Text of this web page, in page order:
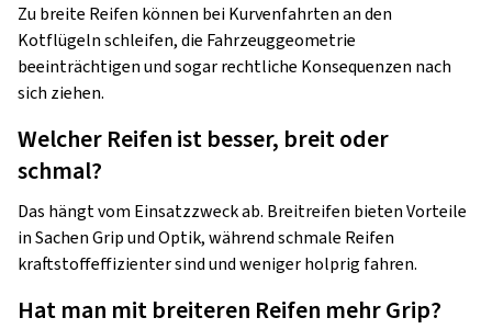
Zu breite Reifen können bei Kurvenfahrten an den
Kotflügeln schleifen, die Fahrzeuggeometrie
beeinträchtigen und sogar rechtliche Konsequenzen nach
sich ziehen.
Welcher Reifen ist besser, breit oder
schmal?
Das hängt vom Einsatzzweck ab. Breitreifen bieten Vorteile
in Sachen Grip und Optik, während schmale Reifen
kraftstoffeffizienter sind und weniger holprig fahren.
Hat man mit breiteren Reifen mehr Grip?